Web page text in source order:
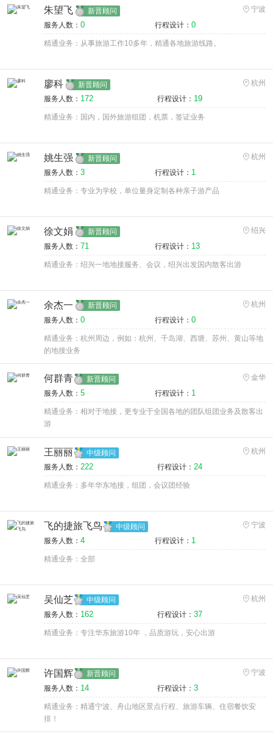
朱望飞 新晋顾问
宁波
服务人数： 0 行程设计： 0
精通业务：从事旅游工作10多年，精通各地旅游线路。
廖科 新晋顾问
杭州
服务人数： 172 行程设计： 19
精通业务：国内，国外旅游组团，机票，签证业务
姚生强 新晋顾问
杭州
服务人数： 3 行程设计： 1
精通业务：专业为学校，单位量身定制各种亲子游产品
徐文娟 新晋顾问
绍兴
服务人数： 71 行程设计： 13
精通业务：绍兴一地地接服务、会议，绍兴出发国内散客出游
余杰一 新晋顾问
杭州
服务人数： 0 行程设计： 0
精通业务：杭州周边，例如：杭州、千岛湖、西塘、苏州、黄山等地
的地接业务
何群青 新晋顾问
金华
服务人数： 5 行程设计： 1
精通业务：相对于地接，更专业于全国各地的团队组团业务及散客出
游
王丽丽 中级顾问
杭州
服务人数： 222 行程设计： 24
精通业务：多年华东地接，组团，会议团经验
飞的捷旅飞鸟 中级顾问
宁波
服务人数： 4 行程设计： 1
精通业务：全部
吴仙芝 中级顾问
杭州
服务人数： 162 行程设计： 37
精通业务：专注华东旅游10年 ，品质游玩，安心出游
许国辉 新晋顾问
宁波
服务人数： 14 行程设计： 3
精通业务：精通宁波、舟山地区景点行程、旅游车辆、住宿餐饮安
排！